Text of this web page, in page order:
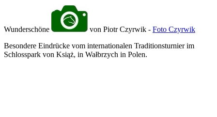
Wunderschöne von Piotr Czyrwik - Foto Czyrwik
Besondere Eindrücke vom internationalen Traditionsturnier im
Schlosspark von Książ, in Wałbrzych in Polen.